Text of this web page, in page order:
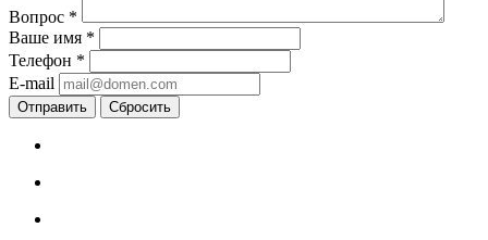
Вопрос *
Ваше имя *
Телефон *
E-mail
Сбросить